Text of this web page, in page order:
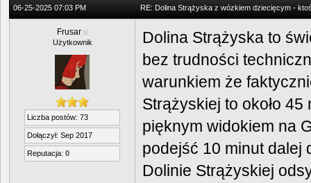
06-25-2025 07:03 PM RE: Dolina Strążyska z wózkiem dziecięcym -
Frusar
Użytkownik
Liczba postów: 73
Dołączył: Sep 2017
Reputacja: 0
Dolina Strążyska to
bez trudności
warunkiem że
Strążyskiej to około
pięknym widokiem na
podejść 10 minut dalej
Dolinie Strążyskiej